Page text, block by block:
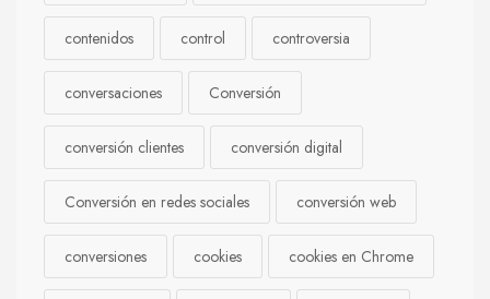
contenidos control controversia
conversaciones Conversión
conversión clientes conversión digital
Conversión en redes sociales conversión web
conversiones cookies cookies en Chrome